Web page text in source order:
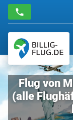
Flug von
(alle